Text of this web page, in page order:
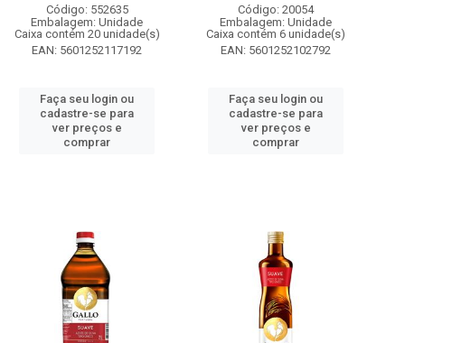
Código: 552635
Embalagem: Unidade
Caixa contém 20 unidade(s)
EAN: 5601252117192
Faça seu login ou
cadastre-se para
ver preços e
comprar
Código: 20054
Embalagem: Unidade
Caixa contém 6 unidade(s)
EAN: 5601252102792
Faça seu login ou
cadastre-se para
ver preços e
comprar